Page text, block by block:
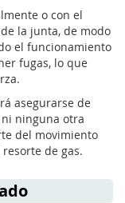
o con el
la junta, de modo
el funcionamiento
fugas, lo que
asegurarse de
ninguna otra
del movimiento
de gas.